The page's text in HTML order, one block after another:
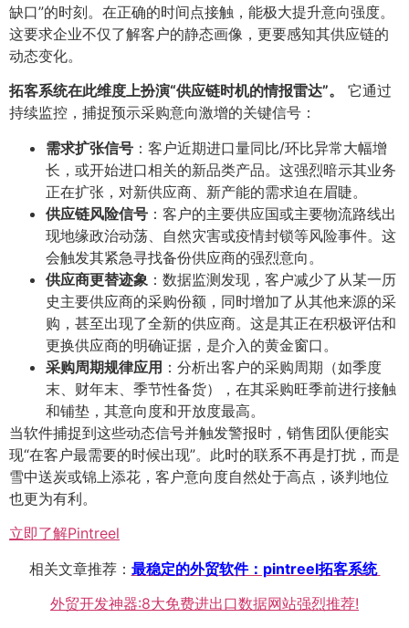
缺口”的时刻。在正确的时间点接触，能极大提升意向强度。
这要求企业不仅了解客户的静态画像，更要感知其供应链的
动态变化。
拓客系统在此维度上扮演“供应链时机的情报雷达”。​
它通过
持续监控，捕捉预示采购意向激增的关键信号：
需求扩张信号 ​：客户近期进口量同比/环比异常大幅增
长，或开始进口相关的新品类产品。这强烈暗示其业务
正在扩张，对新供应商、新产能的需求迫在眉睫。
供应链风险信号 ​：客户的主要供应国或主要物流路线出
现地缘政治动荡、自然灾害或疫情封锁等风险事件。这
会触发其紧急寻找备份供应商的强烈意向。
供应商更替迹象 ​：数据监测发现，客户减少了从某一历
史主要供应商的采购份额，同时增加了从其他来源的采
购，甚至出现了全新的供应商。这是其正在积极评估和
更换供应商的明确证据，是介入的黄金窗口。
采购周期规律应用 ​：分析出客户的采购周期（如季度
末、财年末、季节性备货），在其采购旺季前进行接触
和铺垫，其意向度和开放度最高。
当软件捕捉到这些动态信号并触发警报时，销售团队便能实
现“在客户最需要的时候出现”。此时的联系不再是打扰，而是
雪中送炭或锦上添花，客户意向度自然处于高点，谈判地位
也更为有利。
立即了解Pintreel
相关文章推荐： 最稳定的外贸软件：pintreel拓客系统
外贸开发神器:8大免费进出口数据网站强烈推荐!